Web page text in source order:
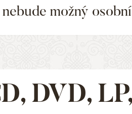
možný
DVD,